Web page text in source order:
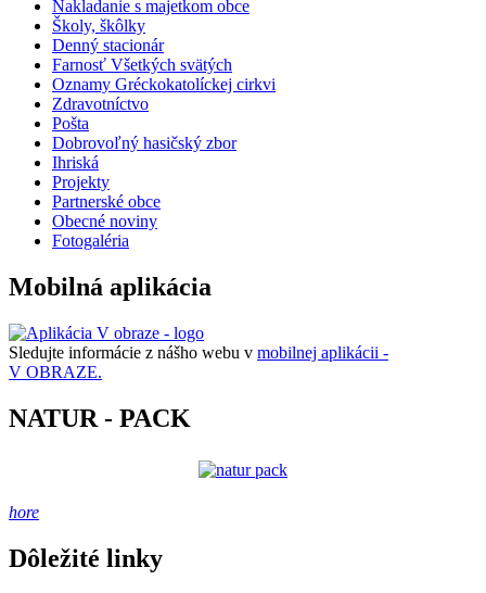
Nakladanie s majetkom obce
Školy, škôlky
Denný stacionár
Farnosť Všetkých svätých
Oznamy Gréckokatolíckej cirkvi
Zdravotníctvo
Pošta
Dobrovoľný hasičský zbor
Ihriská
Projekty
Partnerské obce
Obecné noviny
Fotogaléria
Mobilná aplikácia
Sledujte informácie z nášho webu v mobilnej aplikácii -
V OBRAZE.
NATUR - PACK
hore
Dôležité linky